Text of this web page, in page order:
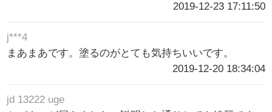
2019-12-23 17:11:50
j***4
まあまあです。塗るのがとても気持ちいいです。
2019-12-20 18:34:04
jd 13222 uge